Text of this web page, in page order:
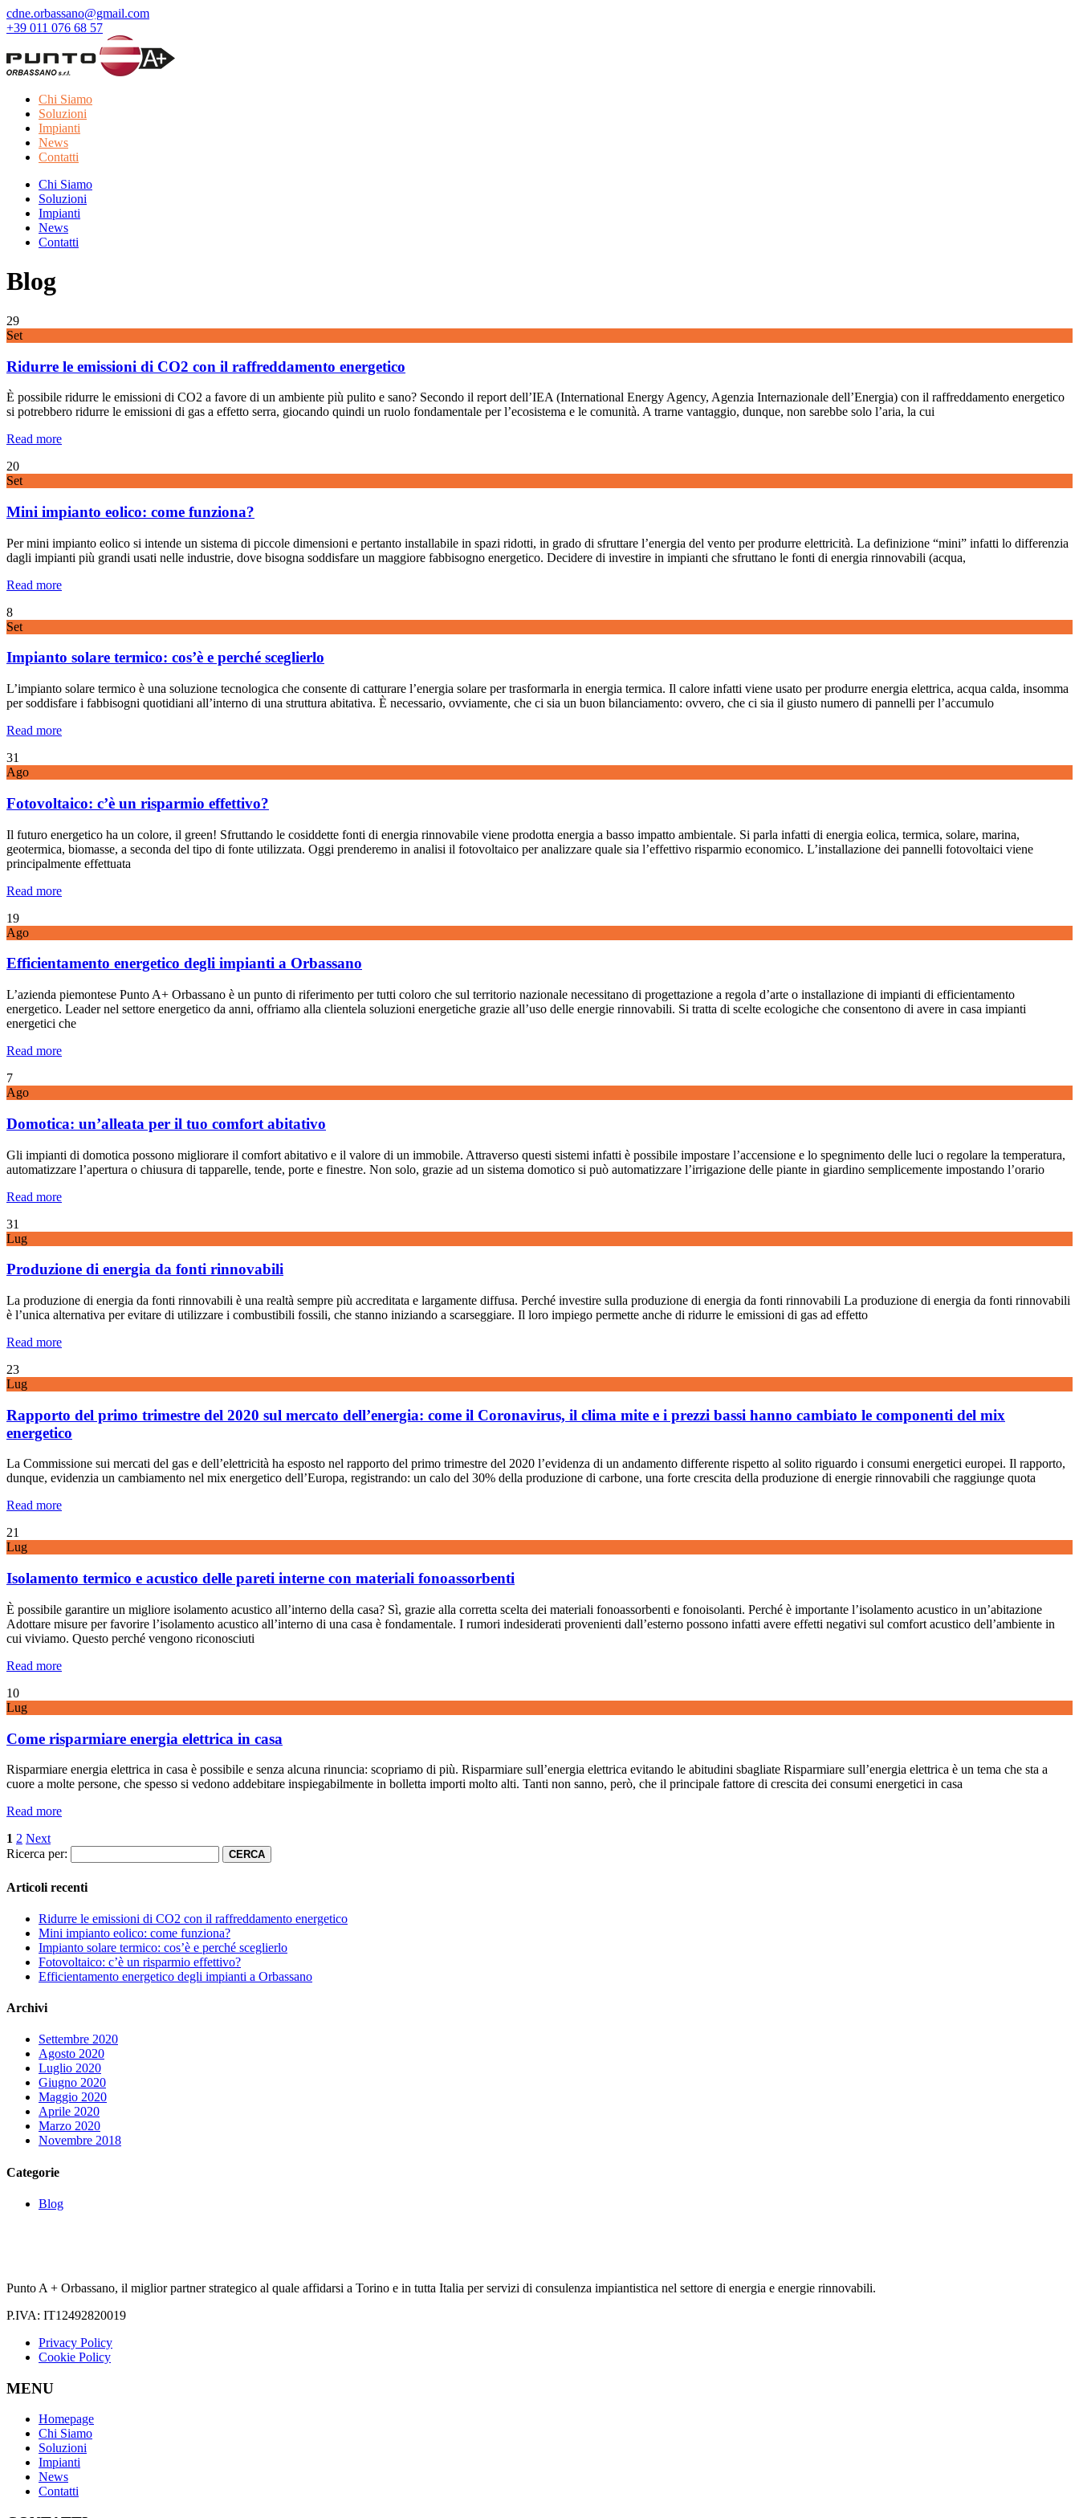
cdne.orbassano@gmail.com
+39 011 076 68 57
Chi Siamo
Soluzioni
Impianti
News
Contatti
Chi Siamo
Soluzioni
Impianti
News
Contatti
Blog
29
Set
Ridurre le emissioni di CO2 con il raffreddamento energetico
È possibile ridurre le emissioni di CO2 a favore di un ambiente più pulito e sano? Secondo il report dell’IEA (International Energy Agency, Agenzia Internazionale dell’Energia) con il raffreddamento energetico
si potrebbero ridurre le emissioni di gas a effetto serra, giocando quindi un ruolo fondamentale per l’ecosistema e le comunità. A trarne vantaggio, dunque, non sarebbe solo l’aria, la cui
Read more
20
Set
Mini impianto eolico: come funziona?
Per mini impianto eolico si intende un sistema di piccole dimensioni e pertanto installabile in spazi ridotti, in grado di sfruttare l’energia del vento per produrre elettricità. La definizione “mini” infatti lo differenzia
dagli impianti più grandi usati nelle industrie, dove bisogna soddisfare un maggiore fabbisogno energetico. Decidere di investire in impianti che sfruttano le fonti di energia rinnovabili (acqua,
Read more
8
Set
Impianto solare termico: cos’è e perché sceglierlo
L’impianto solare termico è una soluzione tecnologica che consente di catturare l’energia solare per trasformarla in energia termica. Il calore infatti viene usato per produrre energia elettrica, acqua calda, insomma
per soddisfare i fabbisogni quotidiani all’interno di una struttura abitativa. È necessario, ovviamente, che ci sia un buon bilanciamento: ovvero, che ci sia il giusto numero di pannelli per l’accumulo
Read more
31
Ago
Fotovoltaico: c’è un risparmio effettivo?
Il futuro energetico ha un colore, il green! Sfruttando le cosiddette fonti di energia rinnovabile viene prodotta energia a basso impatto ambientale. Si parla infatti di energia eolica, termica, solare, marina,
geotermica, biomasse, a seconda del tipo di fonte utilizzata. Oggi prenderemo in analisi il fotovoltaico per analizzare quale sia l’effettivo risparmio economico. L’installazione dei pannelli fotovoltaici viene
principalmente effettuata
Read more
19
Ago
Efficientamento energetico degli impianti a Orbassano
L’azienda piemontese Punto A+ Orbassano è un punto di riferimento per tutti coloro che sul territorio nazionale necessitano di progettazione a regola d’arte o installazione di impianti di efficientamento
energetico. Leader nel settore energetico da anni, offriamo alla clientela soluzioni energetiche grazie all’uso delle energie rinnovabili. Si tratta di scelte ecologiche che consentono di avere in casa impianti
energetici che
Read more
7
Ago
Domotica: un’alleata per il tuo comfort abitativo
Gli impianti di domotica possono migliorare il comfort abitativo e il valore di un immobile. Attraverso questi sistemi infatti è possibile impostare l’accensione e lo spegnimento delle luci o regolare la temperatura,
automatizzare l’apertura o chiusura di tapparelle, tende, porte e finestre. Non solo, grazie ad un sistema domotico si può automatizzare l’irrigazione delle piante in giardino semplicemente impostando l’orario
Read more
31
Lug
Produzione di energia da fonti rinnovabili
La produzione di energia da fonti rinnovabili è una realtà sempre più accreditata e largamente diffusa. Perché investire sulla produzione di energia da fonti rinnovabili La produzione di energia da fonti rinnovabili
è l’unica alternativa per evitare di utilizzare i combustibili fossili, che stanno iniziando a scarseggiare. Il loro impiego permette anche di ridurre le emissioni di gas ad effetto
Read more
23
Lug
Rapporto del primo trimestre del 2020 sul mercato dell’energia: come il Coronavirus, il clima mite e i prezzi bassi hanno cambiato le componenti del mix
energetico
La Commissione sui mercati del gas e dell’elettricità ha esposto nel rapporto del primo trimestre del 2020 l’evidenza di un andamento differente rispetto al solito riguardo i consumi energetici europei. Il rapporto,
dunque, evidenzia un cambiamento nel mix energetico dell’Europa, registrando: un calo del 30% della produzione di carbone, una forte crescita della produzione di energie rinnovabili che raggiunge quota
Read more
21
Lug
Isolamento termico e acustico delle pareti interne con materiali fonoassorbenti
È possibile garantire un migliore isolamento acustico all’interno della casa? Sì, grazie alla corretta scelta dei materiali fonoassorbenti e fonoisolanti. Perché è importante l’isolamento acustico in un’abitazione
Adottare misure per favorire l’isolamento acustico all’interno di una casa è fondamentale. I rumori indesiderati provenienti dall’esterno possono infatti avere effetti negativi sul comfort acustico dell’ambiente in
cui viviamo. Questo perché vengono riconosciuti
Read more
10
Lug
Come risparmiare energia elettrica in casa
Risparmiare energia elettrica in casa è possibile e senza alcuna rinuncia: scopriamo di più. Risparmiare sull’energia elettrica evitando le abitudini sbagliate Risparmiare sull’energia elettrica è un tema che sta a
cuore a molte persone, che spesso si vedono addebitare inspiegabilmente in bolletta importi molto alti. Tanti non sanno, però, che il principale fattore di crescita dei consumi energetici in casa
Read more
1 2 Next
Ricerca per:
Articoli recenti
Ridurre le emissioni di CO2 con il raffreddamento energetico
Mini impianto eolico: come funziona?
Impianto solare termico: cos’è e perché sceglierlo
Fotovoltaico: c’è un risparmio effettivo?
Efficientamento energetico degli impianti a Orbassano
Archivi
Settembre 2020
Agosto 2020
Luglio 2020
Giugno 2020
Maggio 2020
Aprile 2020
Marzo 2020
Novembre 2018
Categorie
Blog
Punto A + Orbassano, il miglior partner strategico al quale affidarsi a Torino e in tutta Italia per servizi di consulenza impiantistica nel settore di energia e energie rinnovabili.
P.IVA: IT12492820019
Privacy Policy
Cookie Policy
MENU
Homepage
Chi Siamo
Soluzioni
Impianti
News
Contatti